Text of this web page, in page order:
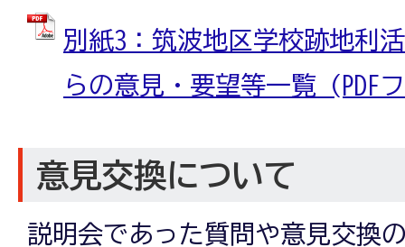
別紙3：筑波地区学校跡地利
らの意見・要望等一覧 (PDF
意見交換について
説明会であった質問や意見交換